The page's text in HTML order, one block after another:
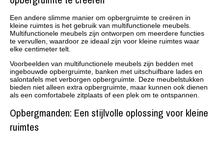
Een andere slimme manier om opbergruimte te creëren in
kleine ruimtes is het gebruik van multifunctionele meubels.
Multifunctionele meubels zijn ontworpen om meerdere functies
te vervullen, waardoor ze ideaal zijn voor kleine ruimtes waar
elke centimeter telt.
Voorbeelden van multifunctionele meubels zijn bedden met
ingebouwde opbergruimte, banken met uitschuifbare lades en
salontafels met verborgen opbergruimte. Deze meubelstukken
bieden niet alleen extra opbergruimte, maar kunnen ook dienen
als een comfortabele zitplaats of een plek om te ontspannen.
Opbergmanden: Een stijlvolle oplossing voor kleine
ruimtes